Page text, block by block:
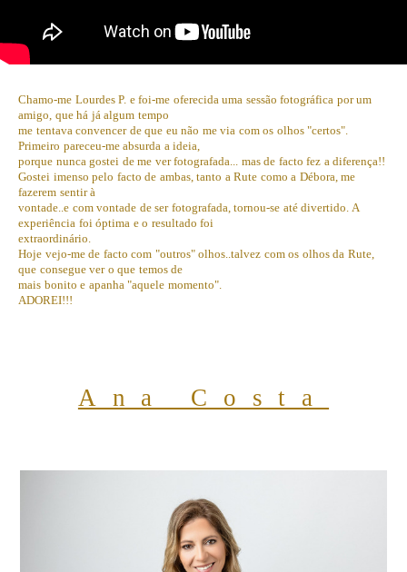
Chamo-me Lourdes P. e foi-me oferecida uma sessão fotográfica por um
amigo, que há já algum tempo
me tentava convencer de que eu não me via com os olhos "certos".
Primeiro pareceu-me absurda a ideia,
porque nunca gostei de me ver fotografada... mas de facto fez a diferença!!
Gostei imenso pelo facto de ambas, tanto a Rute como a Débora, me
fazerem sentir à
vontade..e com vontade de ser fotografada, tornou-se até divertido. A
experiência foi óptima e o resultado foi
extraordinário.
Hoje vejo-me de facto com "outros" olhos..talvez com os olhos da Rute,
que consegue ver o que temos de
mais bonito e apanha "aquele momento".
ADOREI!!!
Ana Costa